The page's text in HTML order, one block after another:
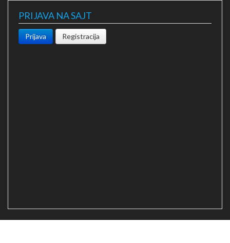
PRIJAVA NA SAJT
Prijava Registracija